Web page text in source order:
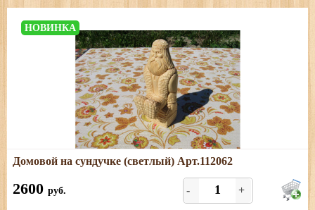
НОВИНКА
Подробнее
Размеры: высота - 19 см, ширина - 8 см, толщина с
ногами - 9 см
Домовой на сундучке (светлый) Арт.112062
2600 руб. - +